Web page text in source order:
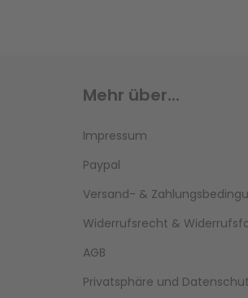
Mehr über...
Impressum
Paypal
Versand- &
Widerrufsrecht &
AGB
Privatsphäre und